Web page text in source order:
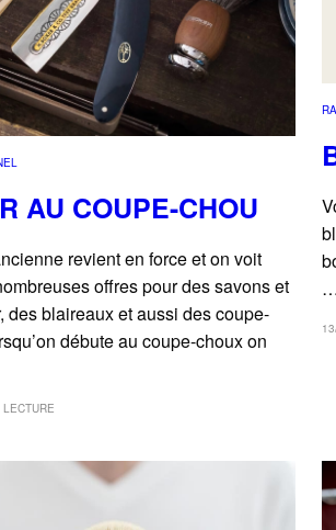
AU COUPE-CHOU
revient en force et on voit
offres pour des savons et
des blaireaux et aussi des coupe-
débute au coupe-choux on